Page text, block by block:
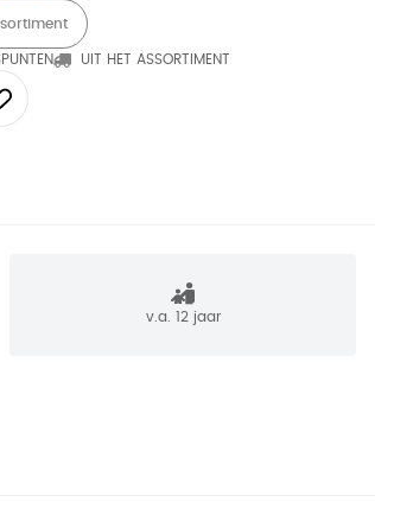
UIT HET ASSORTIMENT
v.a. 12 jaar